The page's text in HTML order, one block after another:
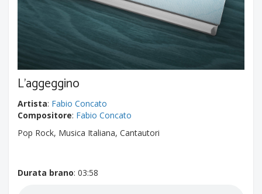
L'aggeggino
Artista: Fabio Concato
Compositore: Fabio Concato
Pop Rock, Musica Italiana, Cantautori
Durata brano: 03:58